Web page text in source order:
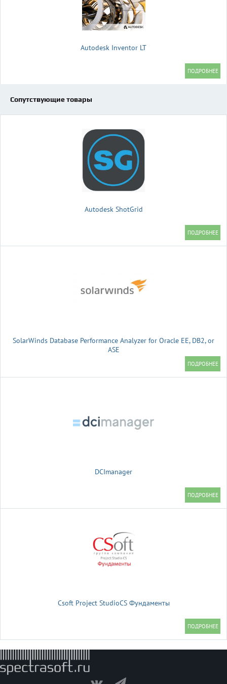
Autodesk Inventor LT
Сопутствующие товары
Autodesk ShotGrid
SolarWinds Database Performance Analyzer for Oracle EE, DB2, or
ASE
DCImanager
Csoft Project StudioCS Фундаменты